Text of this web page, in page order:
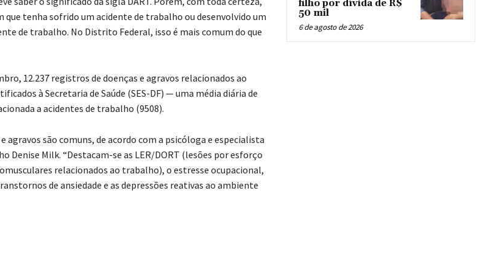
que tenha sofrido um acidente de trabalho ou desenvolvido um
de trabalho. No Distrito Federal, isso é mais comum do que
12.237 registros de doenças e agravos relacionados ao
à Secretaria de Saúde (SES-DF) — uma média diária de
a acidentes de trabalho (9508).
agravos são comuns, de acordo com a psicóloga e especialista
Denise Milk. “Destacam-se as LER/DORT (lesões por esforço
relacionados ao trabalho), o estresse ocupacional,
de ansiedade e as depressões reativas ao ambiente
filho por dívida de R$
50 mil
6 de agosto de 2026